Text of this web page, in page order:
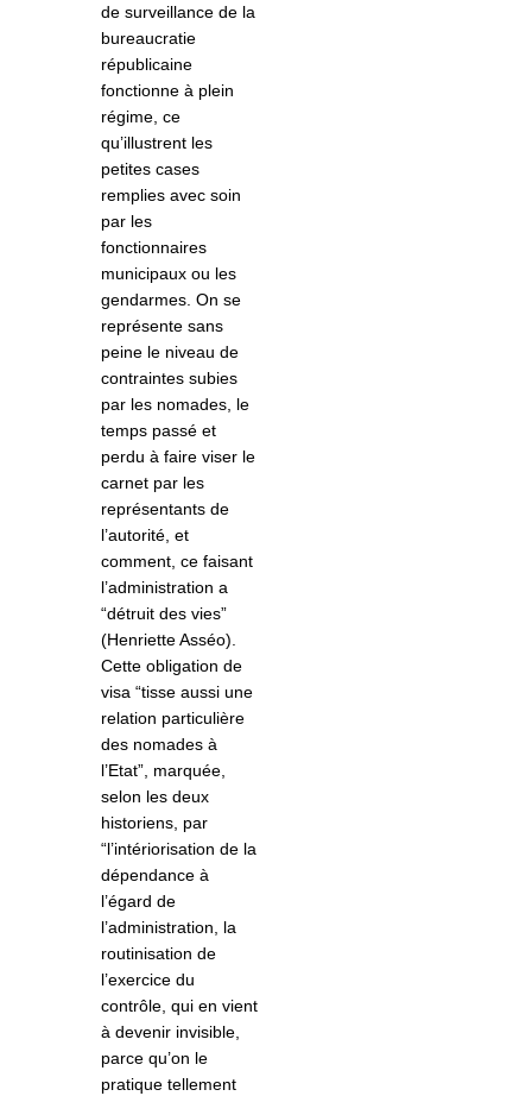
de surveillance de la
bureaucratie
républicaine
fonctionne à plein
régime, ce
qu’illustrent les
petites cases
remplies avec soin
par les
fonctionnaires
municipaux ou les
gendarmes. On se
représente sans
peine le niveau de
contraintes subies
par les nomades, le
temps passé et
perdu à faire viser le
carnet par les
représentants de
l’autorité, et
comment, ce faisant
l’administration a
“détruit des vies”
(Henriette Asséo).
Cette obligation de
visa “tisse aussi une
relation particulière
des nomades à
l’Etat”, marquée,
selon les deux
historiens, par
“l’intériorisation de la
dépendance à
l’égard de
l’administration, la
routinisation de
l’exercice du
contrôle, qui en vient
à devenir invisible,
parce qu’on le
pratique tellement